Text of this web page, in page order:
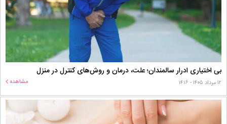
بی اختیاری ادرار سالمندان؛ علت، درمان و روش‌های کنترل در منزل
۱۲ مرداد ۱۴۰۵ - ۱۴:۱۶ مشاهده